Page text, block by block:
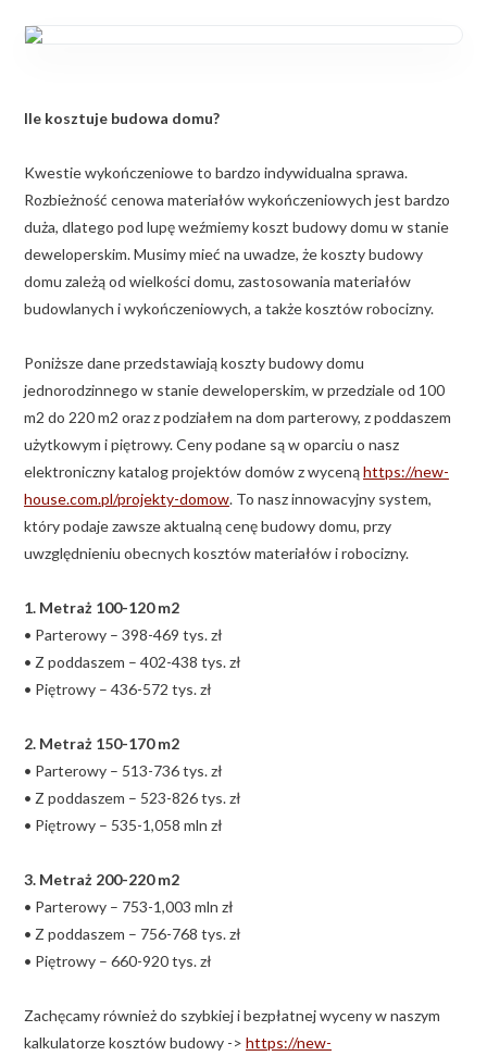
Ile kosztuje budowa domu?
Kwestie wykończeniowe to bardzo indywidualna sprawa.
Rozbieżność cenowa materiałów wykończeniowych jest bardzo
duża, dlatego pod lupę weźmiemy koszt budowy domu w stanie
deweloperskim. Musimy mieć na uwadze, że koszty budowy
domu zależą od wielkości domu, zastosowania materiałów
budowlanych i wykończeniowych, a także kosztów robocizny.
Poniższe dane przedstawiają koszty budowy domu
jednorodzinnego w stanie deweloperskim, w przedziale od 100
m2 do 220 m2 oraz z podziałem na dom parterowy, z poddaszem
użytkowym i piętrowy. Ceny podane są w oparciu o nasz
elektroniczny katalog projektów domów z wycenąhttps://new-
house.com.pl/projekty-domow. To nasz innowacyjny system,
który podaje zawsze aktualną cenę budowy domu, przy
uwzględnieniu obecnych kosztów materiałów i robocizny.
1. Metraż 100-120 m2
• Parterowy – 398-469 tys. zł
• Z poddaszem – 402-438 tys. zł
• Piętrowy – 436-572 tys. zł
2. Metraż 150-170 m2
• Parterowy – 513-736 tys. zł
• Z poddaszem – 523-826 tys. zł
• Piętrowy – 535-1,058 mln zł
3. Metraż 200-220 m2
• Parterowy – 753-1,003 mln zł
• Z poddaszem – 756-768 tys. zł
• Piętrowy – 660-920 tys. zł
Zachęcamy również do szybkiej i bezpłatnej wyceny w naszym
kalkulatorze kosztów budowy -> https://new-